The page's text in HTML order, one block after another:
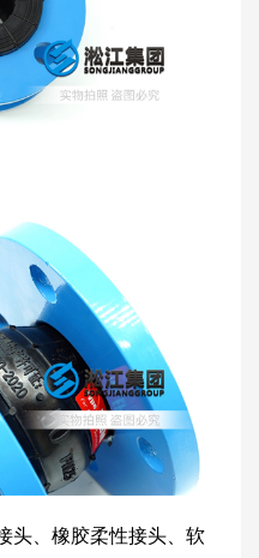
头、橡胶柔性接头、软